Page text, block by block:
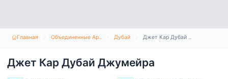
Главная Объединенные Арабские Эмираты Дубай Джет Кар Дубай Джумейра
Джет Кар Дубай Джумейра